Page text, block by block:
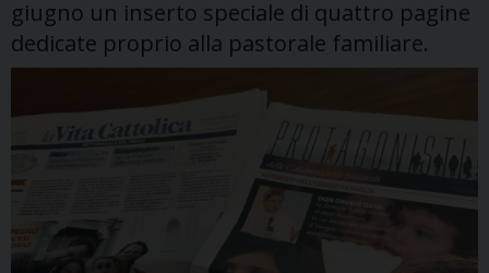
giugno un inserto speciale di quattro pagine
dedicate proprio alla pastorale familiare.